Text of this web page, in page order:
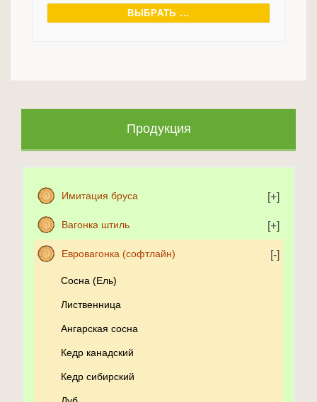
Продукция
Имитация бруса
Вагонка штиль
Евровагонка (софтлайн)
Сосна (Ель)
Лиственница
Ангарская сосна
Кедр канадский
Кедр сибирский
ВЫБРАТЬ ...